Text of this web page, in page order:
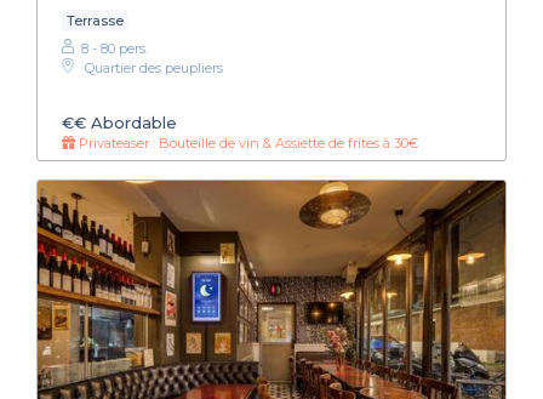
Terrasse
8 - 80 pers.
Quartier des peupliers
€€ Abordable
Privateaser : Bouteille de vin & Assiette de frites à 30€